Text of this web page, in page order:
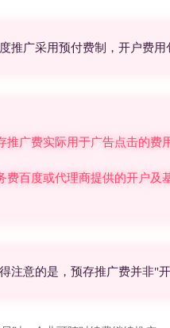
推广采用预付费制，开户费用
推广费实际用于广告点击的费
费百度或代理商提供的开户及
注意的是，预存推广费并非"